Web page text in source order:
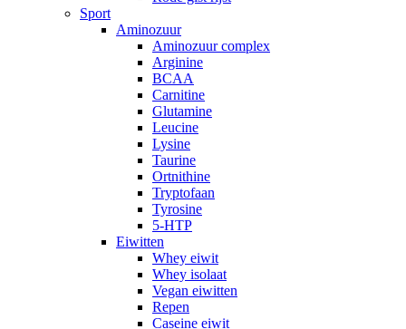
Sport
Aminozuur
Aminozuur complex
Arginine
BCAA
Carnitine
Glutamine
Leucine
Lysine
Taurine
Ortnithine
Tryptofaan
Tyrosine
5-HTP
Eiwitten
Whey eiwit
Whey isolaat
Vegan eiwitten
Repen
Caseine eiwit